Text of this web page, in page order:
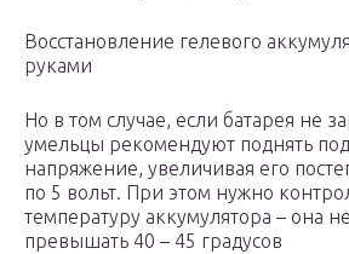
Восстановление гелевого
руками
Но в том случае, если батарея не
умельцы рекомендуют поднять
напряжение, увеличивая его
по 5 вольт. При этом нужно
температуру аккумулятора – она
превышать 40 – 45 градусов